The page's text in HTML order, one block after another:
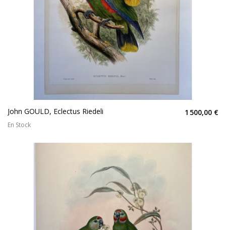
John GOULD, Eclectus Riedeli 1 500,00 €
En Stock